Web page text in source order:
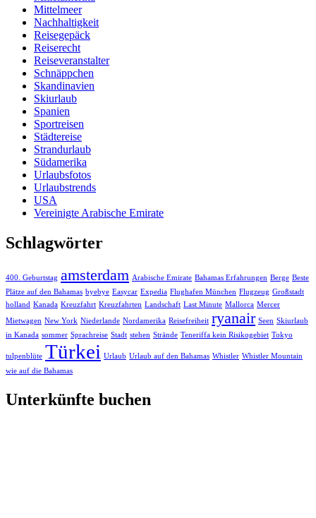
Mittelmeer
Nachhaltigkeit
Reisegepäck
Reiserecht
Reiseveranstalter
Schnäppchen
Skandinavien
Skiurlaub
Spanien
Sportreisen
Städtereise
Strandurlaub
Südamerika
Urlaubsfotos
Urlaubstrends
USA
Vereinigte Arabische Emirate
Schlagwörter
400. Geburtstag amsterdam Arabische Emirate Bahamas Erfahrungen Berge Beste
Plätze auf den Bahamas byebye Easycar Expedia Flughafen München Flugzeug Großstadt
holland Kanada Kreuzfahrt Kreuzfahrten Landschaft Last Minute Mallorca Mercer
Mietwagen New York Niederlande Nordamerika Reisefreiheit ryanair Seen Skiurlaub
in Kanada sommer Sprachreise Stadt stehen Strände Teneriffa kein Risikogebiet Tokyo
tulpenblüte Türkei Urlaub Urlaub auf den Bahamas Whistler Whistler Mountain
wie auf die Bahamas
Unterkünfte buchen